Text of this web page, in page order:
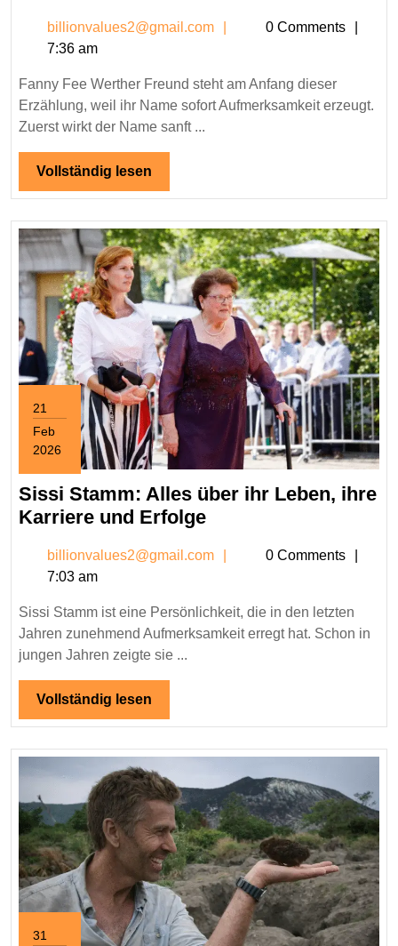
Werther
–
Eine
leicht
umfassende
Lebensgeschichte
billionvalues2@gmail.com
0 Comments
7:36 am
Fanny Fee Werther Freund steht am Anfang dieser
Erzählung, weil ihr Name sofort Aufmerksamkeit erzeugt.
Zuerst wirkt der Name sanft ...
Vollständig lesen
lesen
21
Feb
2026
February
21,
2026
Sissi Stamm: Alles über ihr Leben, ihre
Karriere und ErfolgeSissi
Alles
ihr
Leben,
Erfolge
billionvalues2@gmail.com
0 Comments
7:03 am
Sissi Stamm ist eine Persönlichkeit, die in den letzten
Jahren zunehmend Aufmerksamkeit erregt hat. Schon in
jungen Jahren zeigte sie ...
Vollständig lesen
lesen
31